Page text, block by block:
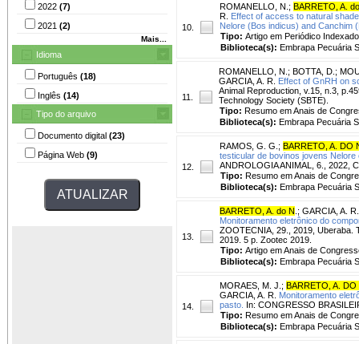
2022 (7)
2021 (2)
Mais...
Idioma
Português (18)
Inglês (14)
Tipo do arquivo
Documento digital (23)
Página Web (9)
10.
ROMANELLO, N. ; BARRETO, A.
R. Effect of access to natural
Nelore (Bos indicus) and Canchim
Tipo: Artigo em Periódico Indexado
Biblioteca(s): Embrapa Pecuária
11.
ROMANELLO, N. ; BOTTA, D. ;
GARCIA, A. R. Effect of GnRH on
Animal Reproduction, v.15, n.3,
Technology Society (SBTE).
Tipo: Resumo em Anais de
Biblioteca(s): Embrapa Pecuária
12.
RAMOS, G. G. ; BARRETO, A. DO
testicular de bovinos jovens
ANDROLOGIA ANIMAL, 6., 2022,
Tipo: Resumo em Anais de
Biblioteca(s): Embrapa Pecuária
13.
BARRETO, A. do N ; GARCIA, A. R.
Monitoramento eletrônico do
ZOOTECNIA, 29., 2019, Uberaba.
2019. 5 p. Zootec 2019.
Tipo: Artigo em Anais de
Biblioteca(s): Embrapa Pecuária
14.
MORAES, M. J. ; BARRETO, A. DO
GARCIA, A. R. Monitoramento
pasto. In: CONGRESSO
Tipo: Resumo em Anais de
Biblioteca(s): Embrapa Pecuária